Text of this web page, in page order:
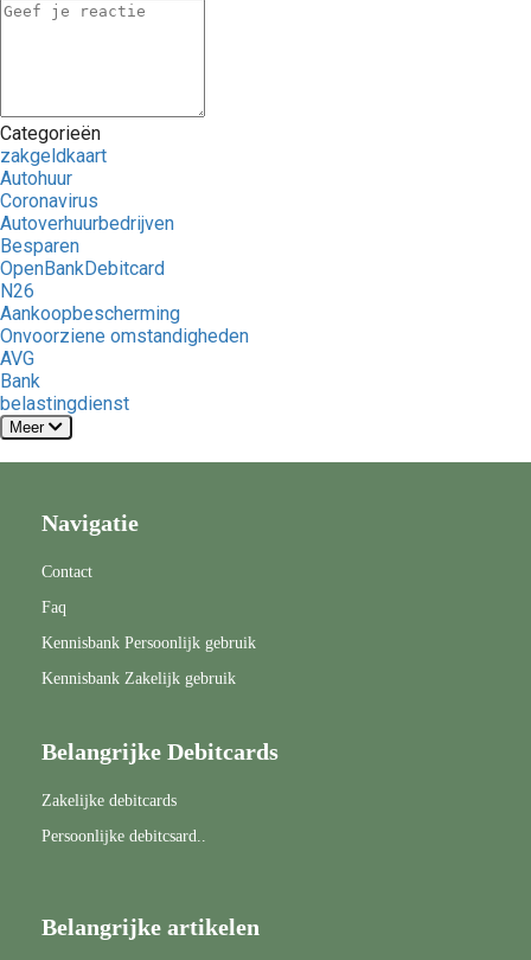
Categorieën
zakgeldkaart
Autohuur
Coronavirus
Autoverhuurbedrijven
Besparen
OpenBankDebitcard
N26
Aankoopbescherming
Onvoorziene omstandigheden
AVG
Bank
belastingdienst
Meer
Navigatie
Contact
Faq
Kennisbank Persoonlijk gebruik
Kennisbank Zakelijk gebruik
Belangrijke Debitcards
Zakelijke debitcards
Persoonlijke debitcsard..
Belangrijke artikelen